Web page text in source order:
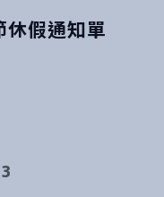
休假通知單